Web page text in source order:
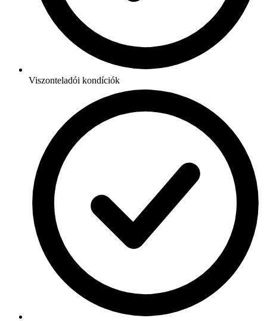
Viszonteladói kondíciók